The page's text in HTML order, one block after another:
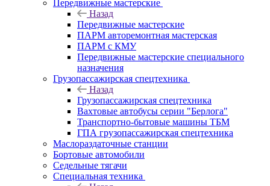
Передвижные мастерские
Назад
Передвижные мастерские
ПАРМ авторемонтная мастерская
ПАРМ с КМУ
Передвижные мастерские специального
назначения
Грузопассажирская спецтехника
Назад
Грузопассажирская спецтехника
Вахтовые автобусы серии "Берлога"
Транспортно-бытовые машины ТБМ
ГПА грузопассажирская спецтехника
Маслораздаточные станции
Бортовые автомобили
Седельные тягачи
Специальная техника